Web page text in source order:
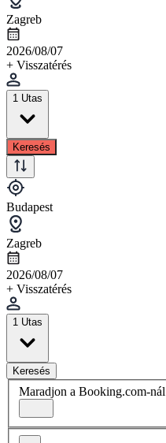
Zagreb
2026/08/07
+ Visszatérés
1 Utas
Keresés
Budapest
Zagreb
2026/08/07
+ Visszatérés
1 Utas
Keresés
Maradjon a Booking.com-nál